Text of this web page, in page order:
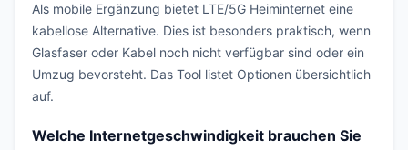
Als mobile Ergänzung bietet LTE/5G Heiminternet eine
kabellose Alternative. Dies ist besonders praktisch, wenn
Glasfaser oder Kabel noch nicht verfügbar sind oder ein
Umzug bevorsteht. Das Tool listet Optionen übersichtlich
auf.
Welche Internetgeschwindigkeit brauchen Sie